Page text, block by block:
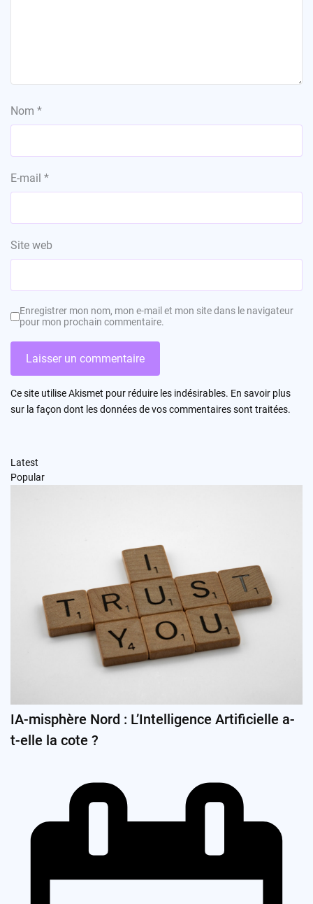
Nom *
E-mail *
Site web
Enregistrer mon nom, mon e-mail et mon site dans le navigateur
pour mon prochain commentaire.
Ce site utilise Akismet pour réduire les indésirables. En savoir plus
sur la façon dont les données de vos commentaires sont traitées.
Latest
Popular
IA-misphère Nord : L’Intelligence Artificielle a-
t-elle la cote ?